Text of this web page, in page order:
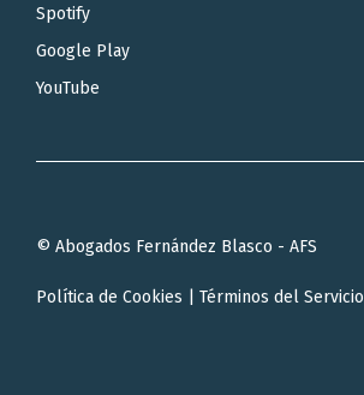
Spotify
Google Play
YouTube
© Abogados Fernández Blasco - AFS
Política de Cookies Términos del Servicio